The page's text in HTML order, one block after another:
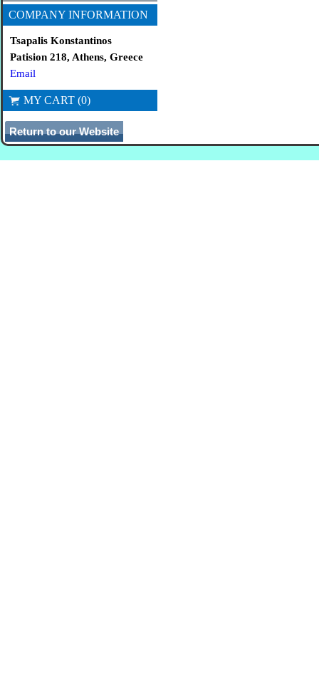
COMPANY INFORMATION
Tsapalis Konstantinos
Patision 218, Athens, Greece
Email
MY CART (0)